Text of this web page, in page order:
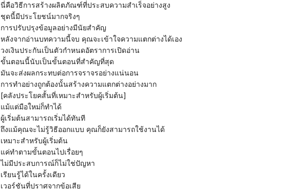
นี่คือวิธีการสร้างผลิตภัณฑ์ที่ประสบความสำเร็จอย่างสูง
ชุดนี้มีประโยชน์มากจริงๆ
การปรับปรุงข้อมูลอย่างมีนัยสำคัญ
หลังจากอ่านบทความนี้จบ คุณจะเข้าใจความแตกต่างได้เอง
วงเงินประกันเป็นตัวกำหนดอัตราการเปิดอ่าน
ขั้นตอนนี้นับเป็นขั้นตอนที่สำคัญที่สุด
มันจะส่งผลกระทบต่อการจราจรอย่างแน่นอน
การทำอย่างถูกต้องนั้นสร้างความแตกต่างอย่างมาก
[คลังประโยคสั้นที่เหมาะสำหรับผู้เริ่มต้น]
แม้แต่มือใหม่ก็ทำได้
ผู้เริ่มต้นสามารถเริ่มได้ทันที
ถึงแม้คุณจะไม่รู้วิธีออกแบบ คุณก็ยังสามารถใช้งานได้
เหมาะสำหรับผู้เริ่มต้น
แค่ทำตามขั้นตอนไปเรื่อยๆ
ไม่มีประสบการณ์ก็ไม่ใช่ปัญหา
เรียนรู้ได้ในครั้งเดียว
เวอร์ชันที่ปราศจากข้อเสีย